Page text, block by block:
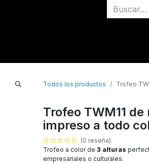
Todos los productos Trofeo
Trofeo TWM11
impreso a todo
(0 reseña)
Trofeo a color de 3 alturas
empresariales o culturales.